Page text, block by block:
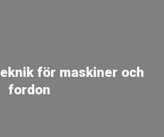
för maskiner och
fordon